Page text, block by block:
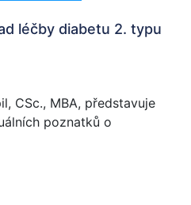
léčby diabetu 2. typu
CSc., MBA, představuje
poznatků o